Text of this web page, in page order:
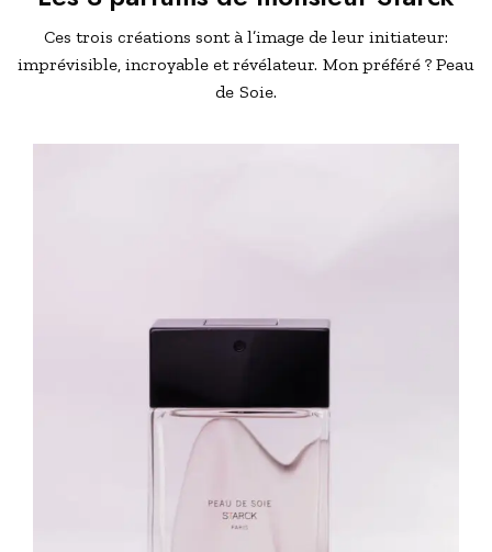
Ces trois créations sont à l’image de leur initiateur:
imprévisible, incroyable et révélateur. Mon préféré ? Peau
de Soie.